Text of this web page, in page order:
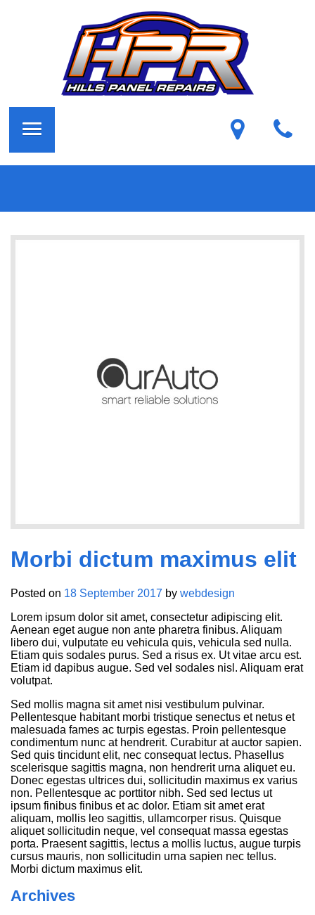
Morbi dictum maximus elit
Posted on 18 September 2017 by webdesign
Lorem ipsum dolor sit amet, consectetur adipiscing elit.
Aenean eget augue non ante pharetra finibus. Aliquam
libero dui, vulputate eu vehicula quis, vehicula sed nulla.
Etiam quis sodales purus. Sed a risus ex. Ut vitae arcu est.
Etiam id dapibus augue. Sed vel sodales nisl. Aliquam erat
volutpat.
Sed mollis magna sit amet nisi vestibulum pulvinar.
Pellentesque habitant morbi tristique senectus et netus et
malesuada fames ac turpis egestas. Proin pellentesque
condimentum nunc at hendrerit. Curabitur at auctor sapien.
Sed quis tincidunt elit, nec consequat lectus. Phasellus
scelerisque sagittis magna, non hendrerit urna aliquet eu.
Donec egestas ultrices dui, sollicitudin maximus ex varius
non. Pellentesque ac porttitor nibh. Sed sed lectus ut
ipsum finibus finibus et ac dolor. Etiam sit amet erat
aliquam, mollis leo sagittis, ullamcorper risus. Quisque
aliquet sollicitudin neque, vel consequat massa egestas
porta. Praesent sagittis, lectus a mollis luctus, augue turpis
cursus mauris, non sollicitudin urna sapien nec tellus.
Morbi dictum maximus elit.
Archives